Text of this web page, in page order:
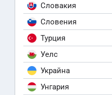
Словакия
Словения
Турция
Уелс
Украйна
Унгария